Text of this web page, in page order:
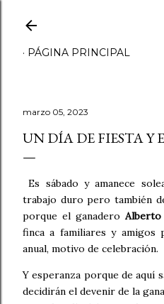
PÁGINA PRINCIPAL
marzo 05, 2023
UN DÍA DE FIESTA Y
Es sábado y amanece
trabajo duro pero también
porque el ganadero
finca a familiares y amigos
anual, motivo de celebración.
Y esperanza porque de aquí
decidirán el devenir de la